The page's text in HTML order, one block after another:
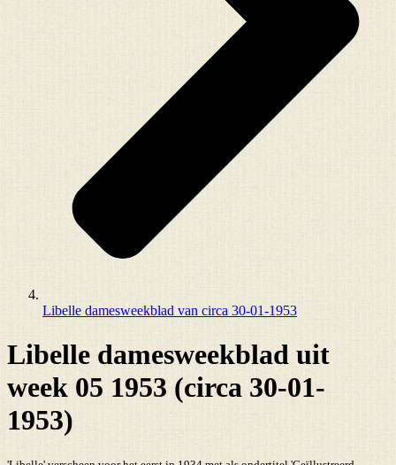
Libelle damesweekblad van circa 30-01-1953
Libelle damesweekblad uit
week 05 1953 (circa 30-01-
1953)